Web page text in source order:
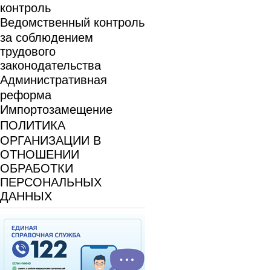
контроль
Ведомственный контроль
за соблюдением
трудового
законодательства
Административная
реформа
Импортозамещение
ПОЛИТИКА
ОРГАНИЗАЦИИ В
ОТНОШЕНИИ
ОБРАБОТКИ
ПЕРСОНАЛЬНЫХ
ДАННЫХ